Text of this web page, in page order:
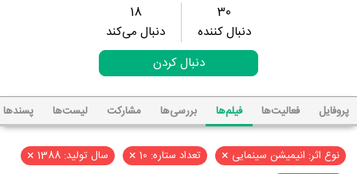
30
دنبال کننده
18
دنبال می‌کند
دنبال کردن
پروفایل فعالیت‌ها فیلم‌ها بررسی‌ها مشارکت لیست‌ها پسند‌ها
نوع اثر: انیمیشن سینمایی × تعداد ستاره: 10 × سال تولید: 1388 ×